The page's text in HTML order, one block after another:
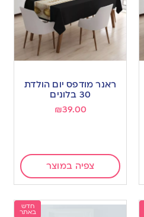
ראנר מודפס יום הולדת
30 בלונים
₪39.00
צפיה במוצר
חדש
באתר